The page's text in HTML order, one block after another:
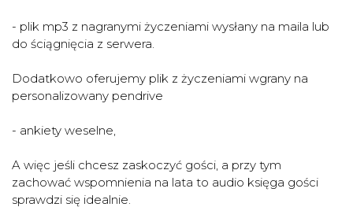
- plik mp3 z nagranymi życzeniami wysłany na maila lub
do ściągnięcia z serwera.
Dodatkowo oferujemy plik z życzeniami wgrany na
personalizowany pendrive
- ankiety weselne,
A więc jeśli chcesz zaskoczyć gości, a przy tym
zachować wspomnienia na lata to audio księga gości
sprawdzi się idealnie.